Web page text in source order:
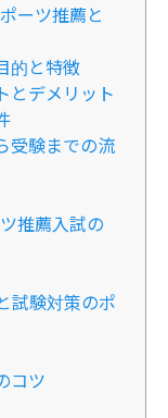
ーツ推薦と
的と特徴
とデメリット
受験までの流
推薦入試の
試験対策のポ
コツ